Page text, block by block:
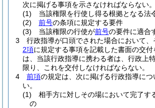
次に掲げる事項を示さなければならない。
(1)
当該権限を行使し得る根拠となる法
(2)
前号の条項に規定する要件
(3)
当該権限の行使が前号の要件に適合
3
行政指導が口頭でされた場合において、
2項に規定する事項を記載した書面の交付
は、当該行政指導に携わる者は、行政上
限り、これを交付しなければならない。
4
前項の規定は、次に掲げる行政指導に
い。
(1)
相手方に対しその場において完了す
の